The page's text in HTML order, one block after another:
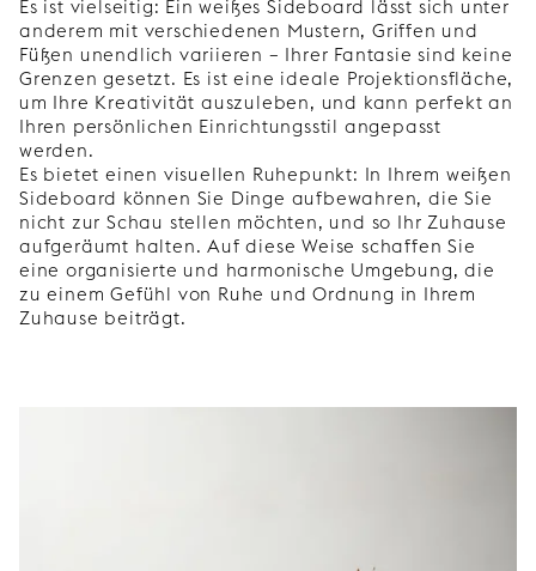
Es ist vielseitig: Ein weißes Sideboard lässt sich unter
anderem mit verschiedenen Mustern, Griffen und
Füßen unendlich variieren – Ihrer Fantasie sind keine
Grenzen gesetzt. Es ist eine ideale Projektionsfläche,
um Ihre Kreativität auszuleben, und kann perfekt an
Ihren persönlichen Einrichtungsstil angepasst
werden.
Es bietet einen visuellen Ruhepunkt: In Ihrem weißen
Sideboard können Sie Dinge aufbewahren, die Sie
nicht zur Schau stellen möchten, und so Ihr Zuhause
aufgeräumt halten. Auf diese Weise schaffen Sie
eine organisierte und harmonische Umgebung, die
zu einem Gefühl von Ruhe und Ordnung in Ihrem
Zuhause beiträgt.